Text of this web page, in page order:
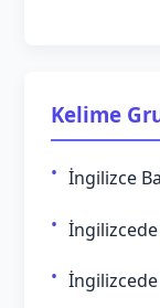
Kelime
İngilizce
İngilizcede
İngilizcede